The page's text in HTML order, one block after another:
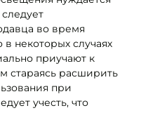
во время
в некоторых случаях
приучают к
стараясь расширить
при
учесть, что